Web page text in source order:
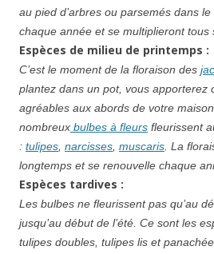
au pied d’arbres ou parsemés dans
chaque année et se multiplieront tous
Espèces de milieu de printemps :
C’est le moment de la floraison des
plantez dans un pot, vous apporterez
agréables aux abords de votre
nombreux bulbes à fleurs fleurissent
: tulipes narcisses muscaris . La
longtemps et se renouvelle chaque
Espèces tardives :
Les bulbes ne fleurissent pas qu’au
jusqu’au début de l’été. Ce sont les
tulipes doubles, tulipes lis et